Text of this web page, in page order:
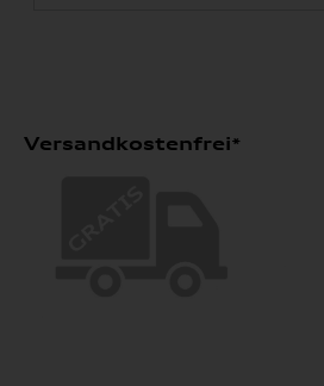
Versandkostenfrei*